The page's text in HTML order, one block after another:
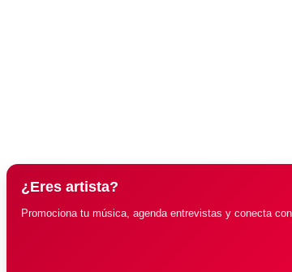
¿Eres artista?
Promociona tu música, agenda entrevistas y conecta